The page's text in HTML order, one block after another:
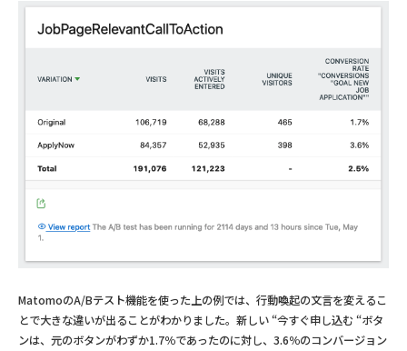
MatomoのA/Bテスト機能を使った上の例では、行動喚起の文言を変えるこ
とで大きな違いが出ることがわかりました。新しい “今すぐ申し込む “ボタ
ンは、元のボタンがわずか1.7％であったのに対し、3.6％のコンバージョン